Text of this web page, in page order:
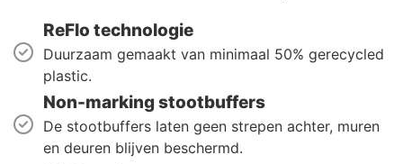
ReFlo technologie
Duurzaam gemaakt van minimaal 50% gerecycled
plastic.
Non-marking stootbuffers
De stootbuffers laten geen strepen achter, muren
en deuren blijven beschermd.